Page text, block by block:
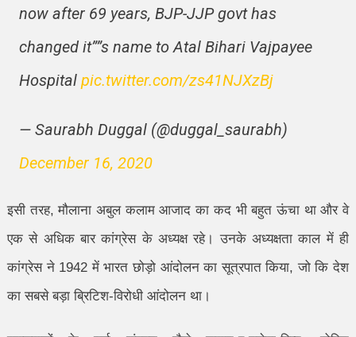
now after 69 years, BJP-JJP govt has
changed it””s name to Atal Bihari Vajpayee
Hospital pic.twitter.com/zs41NJXzBj
— Saurabh Duggal (@duggal_saurabh)
December 16, 2020
इसी तरह,मौलाना अबुल कलाम आजाद का कद भी बहुत ऊंचा था और वे
एक से अधिक बार कांग्रेस के अध्यक्ष रहे। उनके अध्यक्षता काल में ही
कांग्रेस ने 1942 में भारत छोड़ो आंदोलन का सूत्रपात किया,जो कि देश
का सबसे बड़ा ब्रिटिश-विरोधी आंदोलन था।